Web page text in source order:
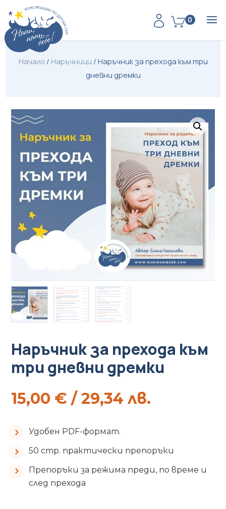
0
Начало / Наръчници / Наръчник за прехода към три
дневни дремки
Наръчник за прехода към
три дневни дремки
15,00 € / 29,34 лв.
Удобен PDF-формат.
50 стр. практически препоръки
Препоръки за режима преди, по време и
след прехода